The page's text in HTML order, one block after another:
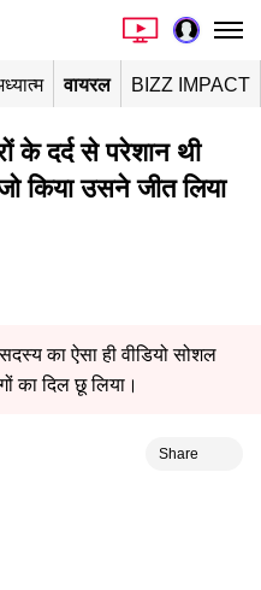
वायरल BIZZ IMPACT
के दर्द से परेशान थी
किया उसने जीत लिया
का ऐसा ही वीडियो सोशल
का दिल छू लिया।
Share